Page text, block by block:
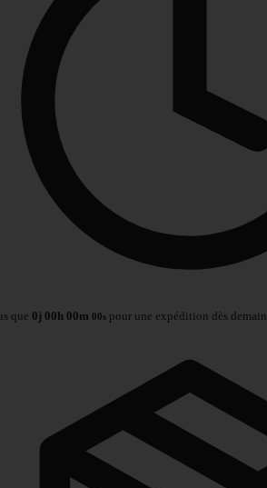
que 0j 00h 00m 00s pour une expédition dès demain